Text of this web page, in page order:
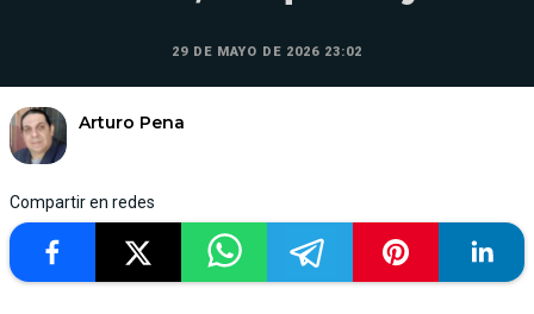
29 DE MAYO DE 2026 23:02
Arturo Pena
Compartir en redes